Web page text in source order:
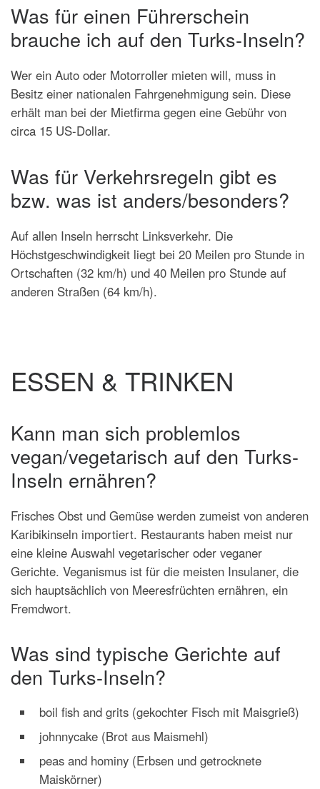
Was für einen Führerschein
brauche ich auf den Turks-Inseln?
Wer ein Auto oder Motorroller mieten will, muss in
Besitz einer nationalen Fahrgenehmigung sein. Diese
erhält man bei der Mietfirma gegen eine Gebühr von
circa 15 US-Dollar.
Was für Verkehrsregeln gibt es
bzw. was ist anders/besonders?
Auf allen Inseln herrscht Linksverkehr. Die
Höchstgeschwindigkeit liegt bei 20 Meilen pro Stunde in
Ortschaften (32 km/h) und 40 Meilen pro Stunde auf
anderen Straßen (64 km/h).
ESSEN & TRINKEN
Kann man sich problemlos
vegan/vegetarisch auf den Turks-
Inseln ernähren?
Frisches Obst und Gemüse werden zumeist von anderen
Karibikinseln importiert. Restaurants haben meist nur
eine kleine Auswahl vegetarischer oder veganer
Gerichte. Veganismus ist für die meisten Insulaner, die
sich hauptsächlich von Meeresfrüchten ernähren, ein
Fremdwort.
Was sind typische Gerichte auf
den Turks-Inseln?
boil fish and grits (gekochter Fisch mit Maisgrieß)
johnnycake (Brot aus Maismehl)
peas and hominy (Erbsen und getrocknete
Maiskörner)